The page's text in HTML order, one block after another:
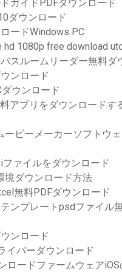
ガイドPDFダウンロード
ダウンロード
ードWindows PC
hd 1080p free download
スルームリーダー無料ダ
ンロード
ウンロード
アプリをダウンロードす
ービーメーカーソフトウ
ァイルをダウンロード
境ダウンロード方法
無料PDFダウンロード
ンプレートpsdファイル
ンロード
イバーダウンロード
ロードファームウェアiOS